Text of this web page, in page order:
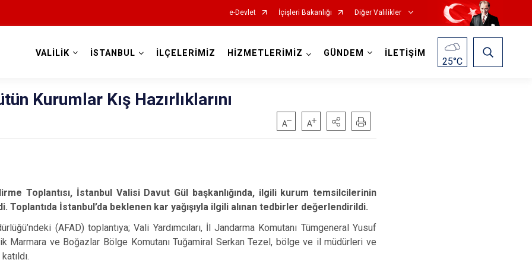
e-Devlet İçişleri Bakanlığı Diğer Valilikler
VALİLİK İSTANBUL İLÇELERİMİZ HİZMETLERİMİZ GÜNDEM İLETİŞİM
25°C
Kurumlar Kış Hazırlıklarını
Toplantısı, İstanbul Valisi Davut Gül başkanlığında, ilgili kurum temsilcilerinin
Toplantıda İstanbul’da beklenen kar yağışıyla ilgili alınan tedbirler değerlendirildi.
(AFAD) toplantıya; Vali Yardımcıları, İl Jandarma Komutanı Tümgeneral Yusuf
Marmara ve Boğazlar Bölge Komutanı Tuğamiral Serkan Tezel, bölge ve il müdürleri ve